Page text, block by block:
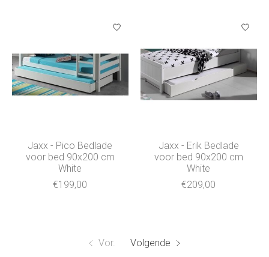
Jaxx - Pico Bedlade
voor bed 90x200 cm
White
€199,00
Jaxx - Erik Bedlade
voor bed 90x200 cm
White
€209,00
Vor. Volgende